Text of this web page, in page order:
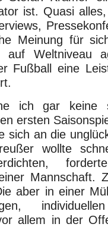
ist. Quasi
Meinung für
Weltniveau
Fußball eine
ich gar keine
ersten
sich an die
wollte
Mannschaft.
aber in einer
allem in der